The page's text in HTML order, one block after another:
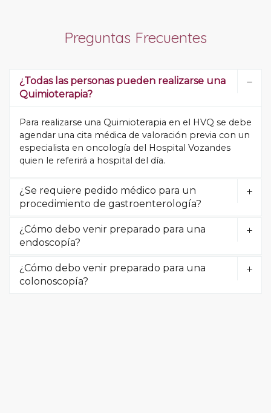
Preguntas Frecuentes
¿Todas las personas pueden realizarse una
Quimioterapia?
Para realizarse una Quimioterapia en el HVQ se debe
agendar una cita médica de valoración previa con un
especialista en oncología del Hospital Vozandes
quien le referirá a hospital del día.
¿Se requiere pedido médico para un
procedimiento de gastroenterología?
¿Cómo debo venir preparado para una
endoscopía?
¿Cómo debo venir preparado para una
colonoscopía?